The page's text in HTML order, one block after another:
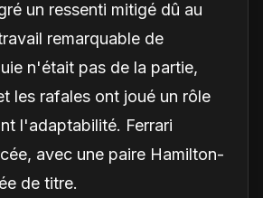
un ressenti mitigé dû au
remarquable de
n'était pas de la partie,
les rafales ont joué un rôle
l'adaptabilité. Ferrari
avec une paire Hamilton-
de titre.